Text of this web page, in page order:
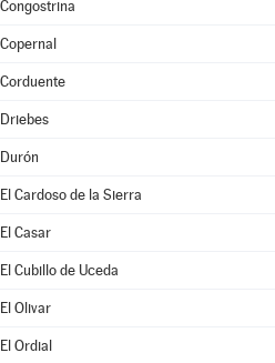
Congostrina
Copernal
Corduente
Driebes
Durón
El Cardoso de la Sierra
El Casar
El Cubillo de Uceda
El Olivar
El Ordial